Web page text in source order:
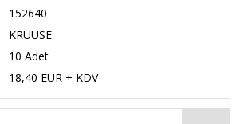
152640
KRUUSE
10 Adet
18,40 EUR + KDV